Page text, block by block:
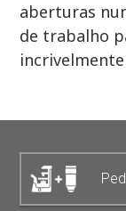
aberturas
de trabalho